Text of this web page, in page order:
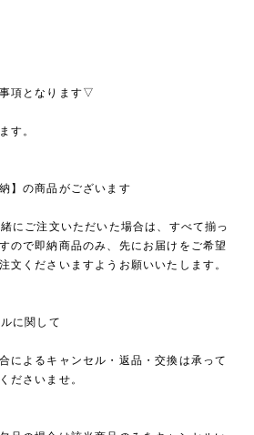
項となります▽
す。
】の商品がございます
にご注文いただいた場合は、すべて揃っ
ので即納商品のみ、先にお届けをご希望
文くださいますようお願いいたします。
に関して
によるキャンセル・返品・交換は承って
ださいませ。